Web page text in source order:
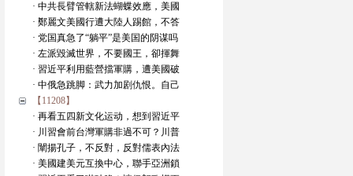
· 中共長臂管轄新法蝴蝶效應，美國
· 鄭麗文美國行遭大陸人踢館，不答
· 党国真急了“躺平”是美国的阴谋吗
· 左派毀滅世界，不要國王，卻揮舞
· 習近平利用藍營擋軍購，遭美國破
· 中俄急跳脚：武力加剧仇恨。自己
【11208】
· 再看五四新文化运动，想到習近平
· 川習會前台灣軍購非過不可？川普
· 闡揚孔子，不反對，反對儒表內法
· 美國建美元互換中心，聯手亞洲鎖